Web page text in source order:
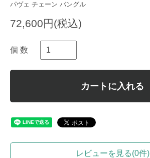
パヴェ チェーン バングル
72,600円(税込)
個 数
カートに入れる
レビューを見る(0件)